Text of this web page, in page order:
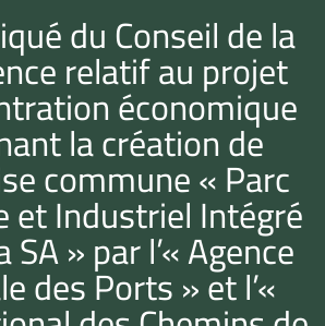
du Conseil de la
relatif au projet
économique
la création de
commune « Parc
et Industriel Intégré
» par l’« Agence
des Ports » et l’«